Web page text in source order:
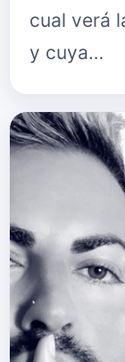
cual verá
y cuya…